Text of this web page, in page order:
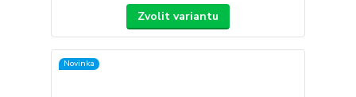
Zvolit variantu
Novinka